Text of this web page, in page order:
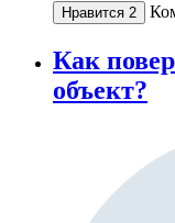
Нравится 2
Как
объект?